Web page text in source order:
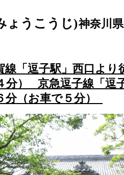
ょうこうじ)神奈川
線「逗子駅」西口より
分） 京急逗子線「逗
分（お車で５分）